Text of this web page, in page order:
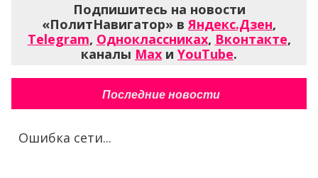
Подпишитесь на новости
«ПолитНавигатор» вЯндекс.Дзен,
Telegram, Одноклассниках, Вконтакте,
каналы Max и YouTube.
Последние новости
Ошибка сети...